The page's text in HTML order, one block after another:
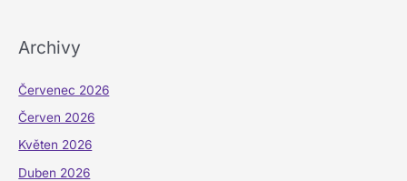
Archivy
Červenec 2026
Červen 2026
Květen 2026
Duben 2026